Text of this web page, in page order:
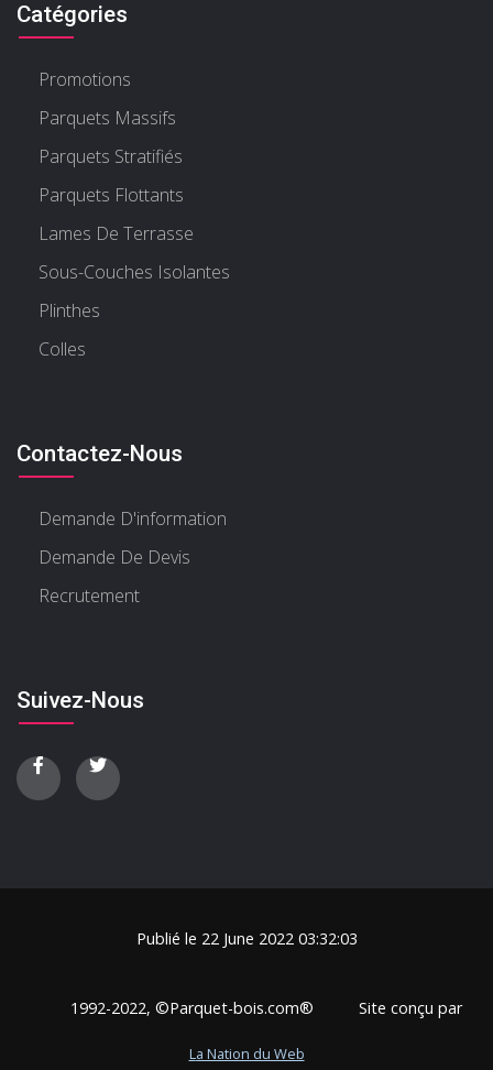
Catégories
Promotions
Parquets Massifs
Parquets Stratifiés
Parquets Flottants
Lames De Terrasse
Sous-Couches Isolantes
Plinthes
Colles
Contactez-Nous
Demande D'information
Demande De Devis
Recrutement
Suivez-Nous
Publié le 22 June 2022 03:32:03
1992-2022, ©Parquet-bois.com® Site conçu par
La Nation du Web